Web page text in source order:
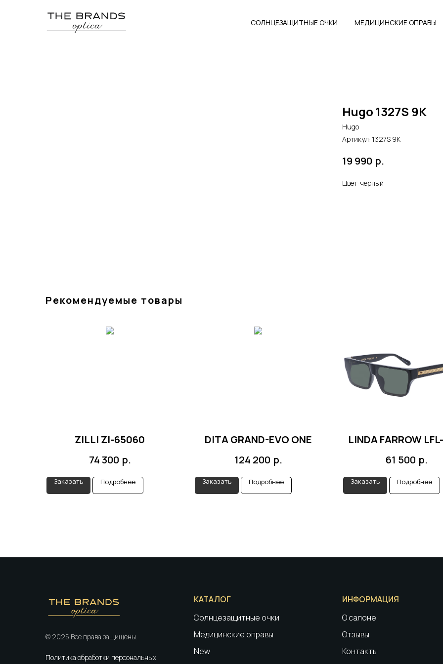
СОЛНЦЕЗАЩИТНЫЕ ОЧКИ МЕДИЦИНСКИЕ ОПРАВЫ
Hugo 1327S 9K
Hugo
Артикул: 1327S 9K
19 990 р.
Цвет: черный
Рекомендуемые товары
ZILLI ZI-65060
74 300 р.
Заказать Подробнее
DITA GRAND-EVO ONE
124 200 р.
Заказать Подробнее
LINDA FARROW
61 500 р.
Заказать Подробнее
© 2025 Все права защищены.
Политика обработки персональных
КАТАЛОГ
Солнцезащитные очки
Медицинские оправы
New
ИНФОРМАЦИЯ
О салоне
Отзывы
Контакты